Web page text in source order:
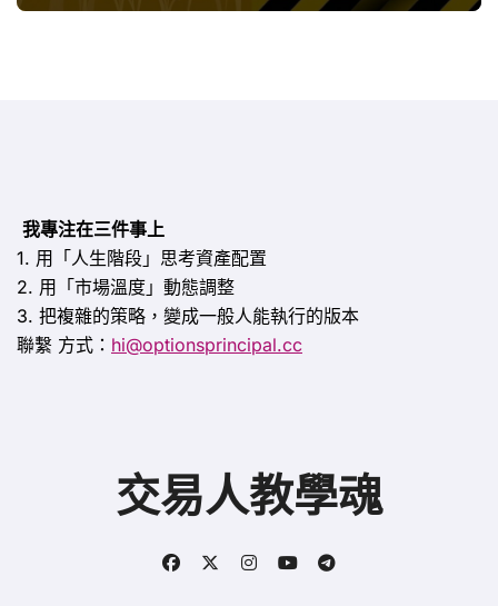
我專注在三件事上
1. 用「人生階段」思考資產配置
2. 用「市場溫度」動態調整
3. 把複雜的策略，變成一般人能執行的版本
聯繫 方式： hi@optionsprincipal.cc
交易人教學魂